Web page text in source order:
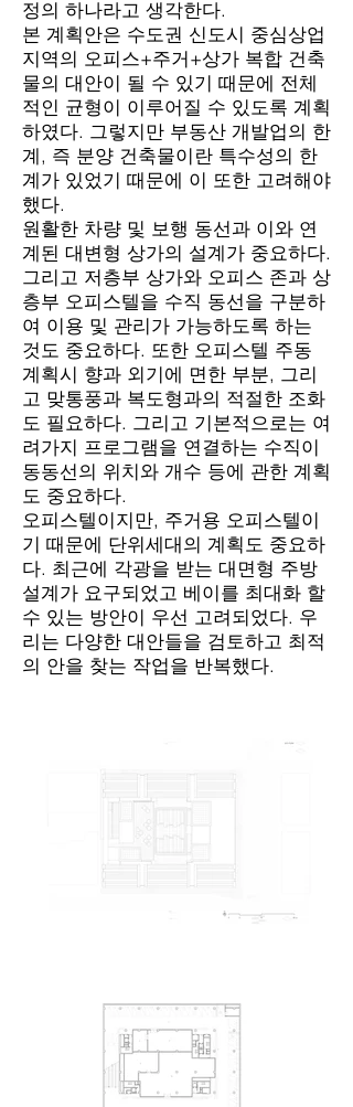
정의 하나라고 생각한다.
본 계획안은 수도권 신도시 중심상업
지역의 오피스+주거+상가 복합 건축
물의 대안이 될 수 있기 때문에 전체
적인 균형이 이루어질 수 있도록 계획
하였다. 그렇지만 부동산 개발업의 한
계, 즉 분양 건축물이란 특수성의 한
계가 있었기 때문에 이 또한 고려해야
했다.
원활한 차량 및 보행 동선과 이와 연
계된 대변형 상가의 설계가 중요하다.
그리고 저층부 상가와 오피스 존과 상
층부 오피스텔을 수직 동선을 구분하
여 이용 및 관리가 가능하도록 하는
것도 중요하다. 또한 오피스텔 주동
계획시 향과 외기에 면한 부분, 그리
고 맞통풍과 복도형과의 적절한 조화
도 필요하다. 그리고 기본적으로는 여
려가지 프로그램을 연결하는 수직이
동동선의 위치와 개수 등에 관한 계획
도 중요하다.
오피스텔이지만, 주거용 오피스텔이
기 때문에 단위세대의 계획도 중요하
다. 최근에 각광을 받는 대면형 주방
설계가 요구되었고 베이를 최대화 할
수 있는 방안이 우선 고려되었다. 우
리는 다양한 대안들을 검토하고 최적
의 안을 찾는 작업을 반복했다.